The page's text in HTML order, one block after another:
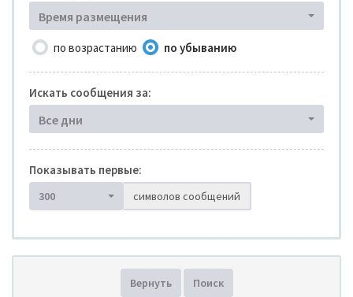
Время размещения
по возрастанию по убыванию
Искать сообщения за:
Все дни
Показывать первые:
300 символов сообщений
Вернуть Поиск